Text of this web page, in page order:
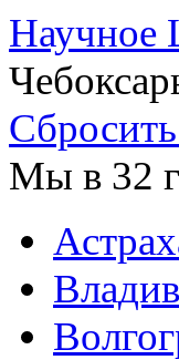
Научное
Мы в 32